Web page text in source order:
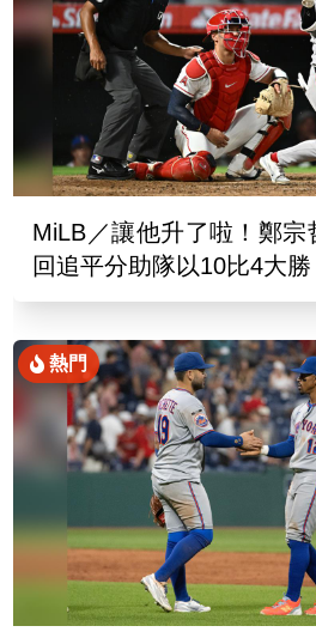
MiLB／讓他升了啦！鄭
回追平分助隊以10比4大勝
熱門